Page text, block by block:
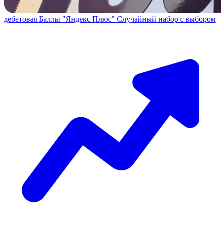
дебетовая Баллы "Яндекс Плюс" Случайный набор с выбором